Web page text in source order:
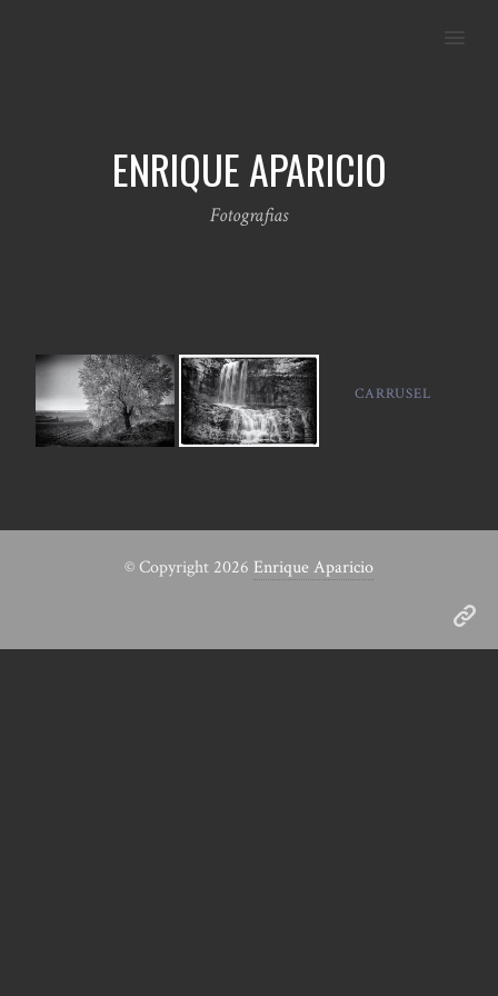
ENRIQUE APARICIO
Fotografias
CARRUSEL
© Copyright 2026 Enrique Aparicio